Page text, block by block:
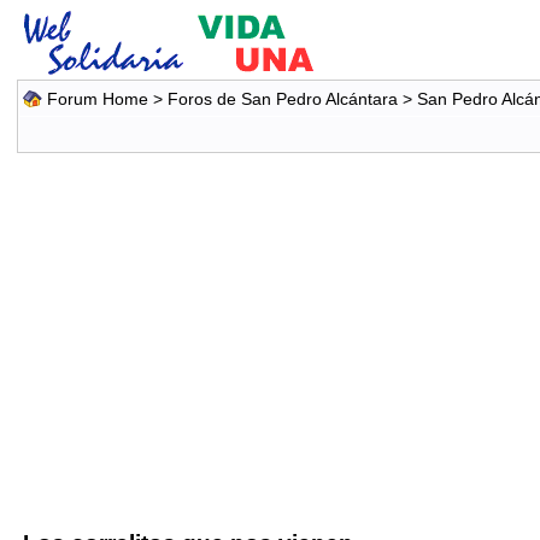
Forum Home> Foros de San Pedro Alcántara > San Pedro